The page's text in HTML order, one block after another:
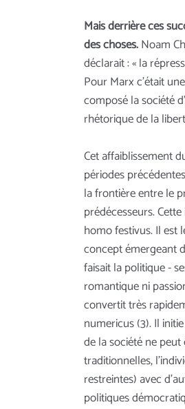
Mais derrière ces
des choses.Noam
déclarait : « la
Pour Marx c’était
composé la société
rhétorique de la
Cet affaiblissement
périodes
la frontière entre le
prédécesseurs.
homo festivus. Il est
concept émergeant
faisait la politique -
romantique ni
convertit très
numericus (3). Il
de la société ne
traditionnelles,
restreintes) avec
politiques